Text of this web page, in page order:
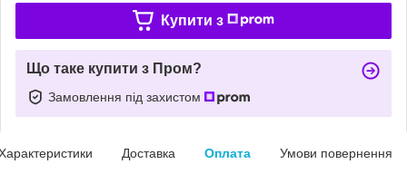
Купити з
Що таке купити з Пром?
Замовлення під захистом
Доставка Оплата Умови повернення